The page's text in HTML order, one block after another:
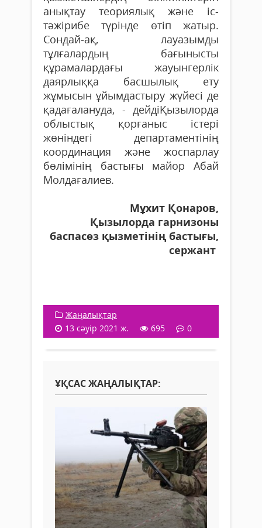
анықтау теориялық және іс-
тәжірибе түрінде өтіп жатыр.
Сондай-ақ, лауазымды
тұлғалардың бағынысты
құрамалардағы жауынгерлік
даярлыққа басшылық ету
жұмысын ұйымдастыру жүйесі де
қадағалануда, - дейдіҚызылорда
облыстық қорғаныс істері
жөніндегі департаментінің
координация және жоспарлау
бөлімінің бастығы майор Абай
Молдағалиев.
Мұхит Қонаров,
Қызылорда гарнизоны
баспасөз қызметінің бастығы,
сержант
Жаңалықтар
13 сәуір 2021 ж.
695 0
ҰҚСАС ЖАҢАЛЫҚТАР: